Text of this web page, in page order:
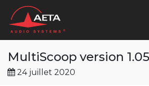
MultiScoop version 1.05
24 juillet 2020